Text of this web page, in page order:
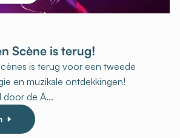
Scène is terug!
is terug voor een tweede
en muzikale ontdekkingen!
door de A...